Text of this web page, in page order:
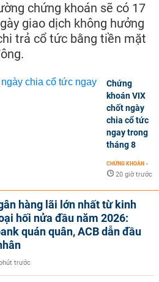
chứng khoán sẽ có 17
giao dịch không hưởng
trả cổ tức bằng tiền mặt
Chứng
khoán VIX
chốt ngày
chia cổ tức
ngay trong
tháng 8
CHỨNG KHOÁN -
20 giờ trước
hàng lãi lớn nhất từ kinh
hối nửa đầu năm 2026:
quán quân, ACB dẫn đầu
trước